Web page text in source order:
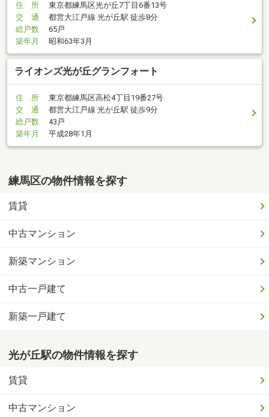
住 所
東京都練馬区光が丘7丁目6番13号
交 通
都営大江戸線 光が丘駅 徒歩8分
総戸数
65戸
築年月
昭和63年3月
ライオンズ光が丘グランフォート
住 所
東京都練馬区高松4丁目19番27号
交 通
都営大江戸線 光が丘駅 徒歩9分
総戸数
43戸
築年月
平成28年1月
練馬区の物件情報を探す
賃貸
中古マンション
新築マンション
中古一戸建て
新築一戸建て
光が丘駅の物件情報を探す
賃貸
中古マンション